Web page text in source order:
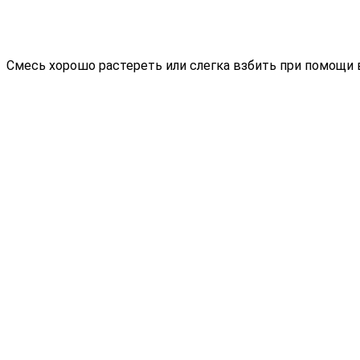
Смесь хорошо растереть или слегка взбить при помощи